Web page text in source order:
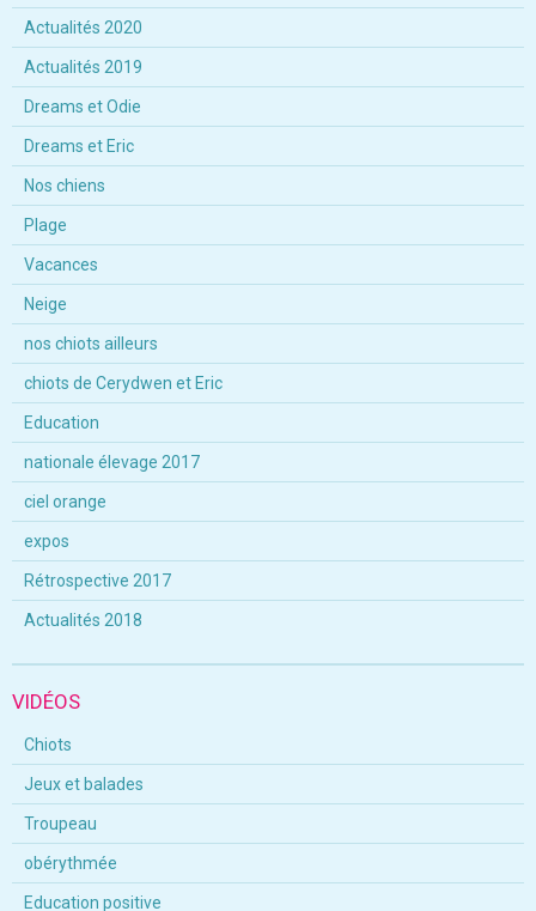
Actualités 2020
Actualités 2019
Dreams et Odie
Dreams et Eric
Nos chiens
Plage
Vacances
Neige
nos chiots ailleurs
chiots de Cerydwen et Eric
Education
nationale élevage 2017
ciel orange
expos
Rétrospective 2017
Actualités 2018
VIDÉOS
Chiots
Jeux et balades
Troupeau
obérythmée
Education positive